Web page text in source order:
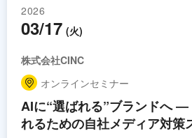
2026
03/17 (火)
株式会社CINC
オンラインセミナー
AIに“選ばれる”ブランドへ ―
れるための自社メディア対策